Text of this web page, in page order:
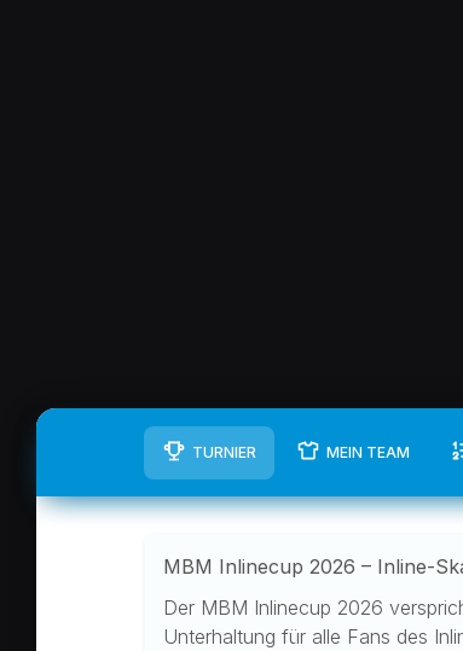
TURNIER MEIN TEAM
MBM Inlinecup 2026 – Inline-
Der MBM Inlinecup 2026
Unterhaltung für alle Fans des